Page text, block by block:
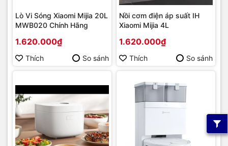
Lò Vi Sóng Xiaomi Mijia 20L
MWB020 Chính Hãng
1.620.000₫
Thích So sánh
Nồi cơm điện áp suất IH
Xiaomi Mijia 4L
1.620.000₫
Thích So sánh